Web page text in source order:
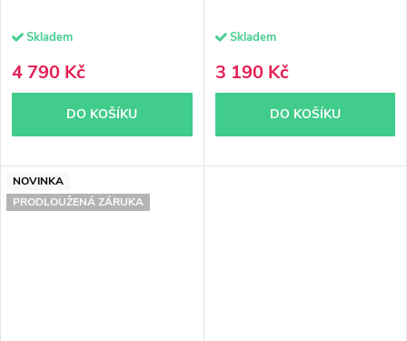
Skladem
4 790 Kč
DO KOŠÍKU
Skladem
3 190 Kč
DO KOŠÍKU
NOVINKA
PRODLOUŽENÁ ZÁRUKA